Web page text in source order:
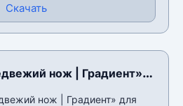
Скачать
нож | Градиент»
нож | Градиент» для